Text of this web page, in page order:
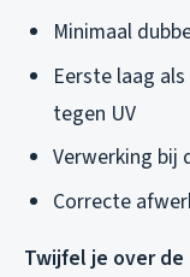
Minimaal
Eerste laag
tegen UV
Verwerking bij
Correcte
Twijfel je over